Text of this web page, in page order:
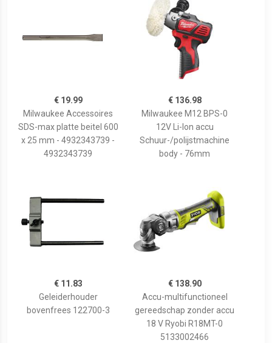
€ 19.99
Milwaukee Accessoires
SDS-max platte beitel 600
x 25 mm - 4932343739 -
4932343739
€ 136.98
Milwaukee M12 BPS-0
12V Li-Ion accu
Schuur-/polijstmachine
body - 76mm
€ 11.83
Geleiderhouder
bovenfrees 122700-3
€ 138.90
Accu-multifunctioneel
gereedschap zonder accu
18 V Ryobi R18MT-0
5133002466